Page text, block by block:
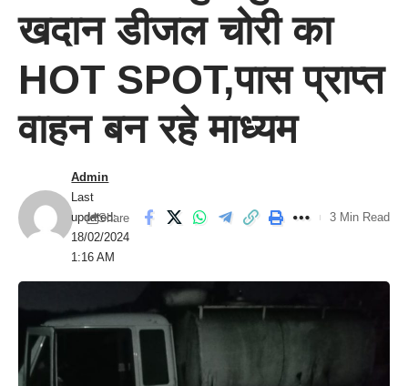
खदान डीजल चोरी का
HOT SPOT,पास प्राप्त
वाहन बन रहे माध्यम
Last
updated:
18/02/2024
1:16 AM
Admin
Share 3 Min Read